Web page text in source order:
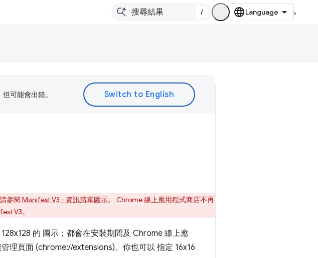
/
可能會出錯。
參閱 Manifest V3 - 資訊清單圖示。 Chrome 線上應用程式商店不再
V3。
的 圖示；都會在安裝期間及 Chrome 線上應
理頁面 (chrome://extensions)。你也可以 指定 16x16